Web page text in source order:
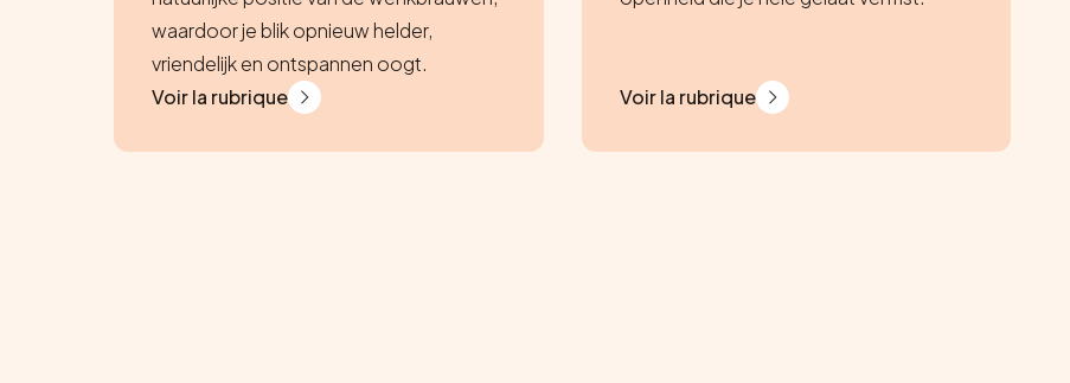
waardoor je blik opnieuw helder,
vriendelijk en ontspannen oogt.
Voir la rubrique
Voir la rubrique